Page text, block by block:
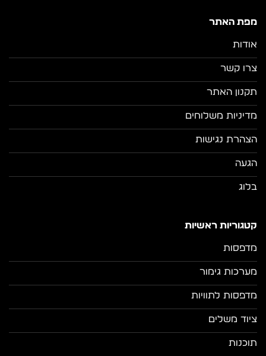
מפת האתר
אודות
צרו קשר
תקנון האתר
מדיניות משלוחים
הצהרת נגישות
הגעה
בלוג
קטגוריות ראשיות
מדפסות
מערכות גימור
מדפסות לתוויות
ציוד משלים
תוכנות